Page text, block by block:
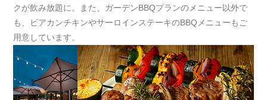
クが飲み放題に。また、ガーデンBBQプランのメニュー以外で
も、ビアカンチキンやサーロインステーキのBBQメニューもご
用意しています。